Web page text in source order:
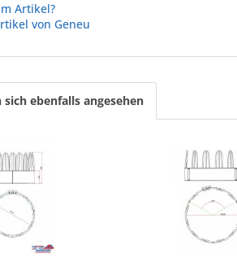
Artikel?
von Geneu
sich ebenfalls angesehen